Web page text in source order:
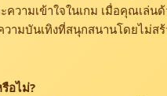
ความเข้าใจในเกม เมื่อคุณเล่
วามบันเทิงที่สนุกสนานโดยไม่
อไม่?